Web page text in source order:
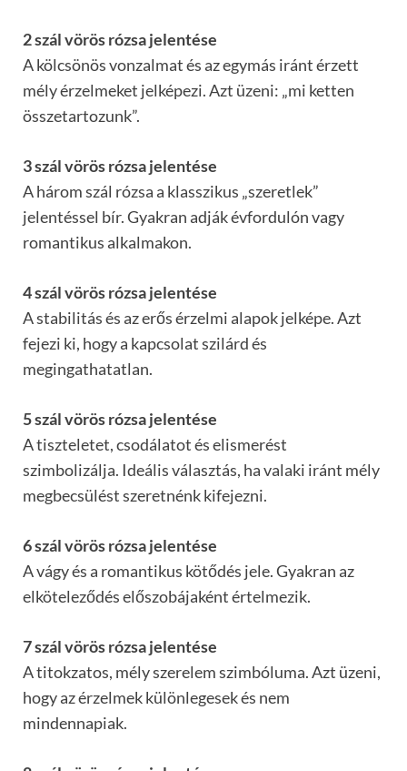
2 szál vörös rózsa jelentése
A kölcsönös vonzalmat és az egymás iránt érzett
mély érzelmeket jelképezi. Azt üzeni: „mi ketten
összetartozunk”.
3 szál vörös rózsa jelentése
A három szál rózsa a klasszikus „szeretlek”
jelentéssel bír. Gyakran adják évfordulón vagy
romantikus alkalmakon.
4 szál vörös rózsa jelentése
A stabilitás és az erős érzelmi alapok jelképe. Azt
fejezi ki, hogy a kapcsolat szilárd és
megingathatatlan.
5 szál vörös rózsa jelentése
A tiszteletet, csodálatot és elismerést
szimbolizálja. Ideális választás, ha valaki iránt mély
megbecsülést szeretnénk kifejezni.
6 szál vörös rózsa jelentése
A vágy és a romantikus kötődés jele. Gyakran az
elköteleződés előszobájaként értelmezik.
7 szál vörös rózsa jelentése
A titokzatos, mély szerelem szimbóluma. Azt üzeni,
hogy az érzelmek különlegesek és nem
mindennapiak.